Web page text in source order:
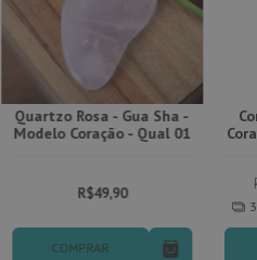
Quartzo Rosa - Gua Sha -
Modelo Coração - Qual 01
R$49,90
COMPRAR
3